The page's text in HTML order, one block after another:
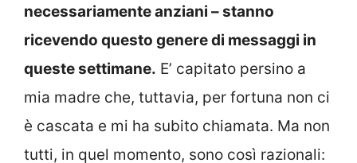
necessariamente anziani – stanno
ricevendo questo genere di messaggi in
queste settimane. E’ capitato persino a
mia madre che, tuttavia, per fortuna non ci
è cascata e mi ha subito chiamata. Ma non
tutti, in quel momento, sono così razionali: